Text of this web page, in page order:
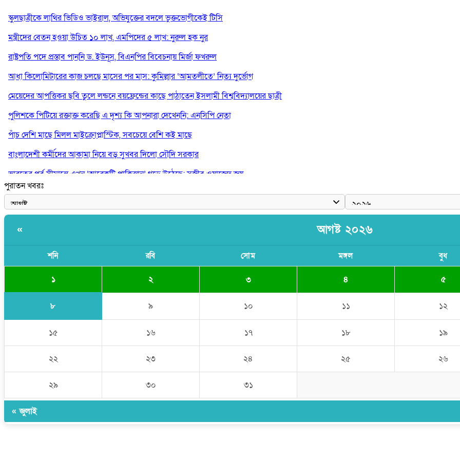
স্কুলছাত্রীকে লাথির ভিডিও ভাইরাল, অভিযুক্তের বদলে ভুক্তভোগীকেই টিসি
মন্ত্রীদের বেতন হওয়া উচিত ১০ লাখ, এমপিদের ৫ লাখ: নুরুল হক নুর
রাষ্ট্রপতি পদে প্রস্তাব পাননি ড. ইউনূস, বিএনপির বিবেচনায় মির্জা ফখরুল
আধা কিলোমিটারের কাজ চলছে মাসের পর মাস: কুমিল্লার ‘আমতলীতে’ নিত্য দুর্ভোগ
মেয়েদের আপত্তিকর ছবি তুলে লন্ডনে বয়ফ্রেন্ডের কাছে পাঠাতেন ইসলামী বিশ্ববিদ্যালয়ের ছাত্রী
পুলিশকে পিটিয়ে রক্তাক্ত করেছি এ দৃশ্য কি আপনারা দেখেননি: এনসিপি নেতা
পাঁচ দেশি মাছে মিলল মাইক্রোপ্লাস্টিক, সবচেয়ে বেশি কই মাছে
বাংলাদেশী কর্মীদের আকামা নিয়ে বড় সুখবর দিলো সৌদি সরকার
ভারতের পূর্ব সীমান্তে এখন ‘আরেকটি পাকিস্তান’ গড়ে উঠেছে: সজীব ওয়াজেদ জয়
সাকিব আল হাসানের বাড়িতে আগুন, পেট্রলবোমা বিস্ফোরণ
পুরাতন খবরঃ
« আগষ্ট ২০২৬
শনি রবি সোম মঙ্গল বুধ
১ ২ ৩ ৪ ৫
৮ ৯ ১০ ১১ ১২
১৫ ১৬ ১৭ ১৮ ১৯
২২ ২৩ ২৪ ২৫ ২৬
২৯ ৩০ ৩১
« জুলাই